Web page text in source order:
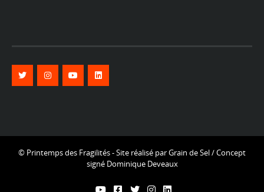
© Printemps des Fragilités - Site réalisé parGrain de Sel/ Concept
signé Dominique Deveaux